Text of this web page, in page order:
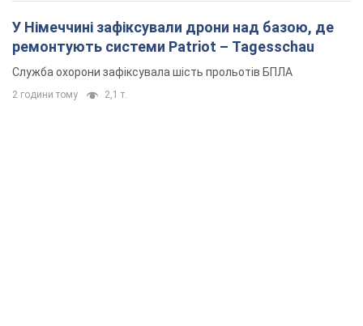
У Німеччині зафіксували дрони над базою, де
ремонтують системи Patriot – Tagesschau
Служба охорони зафіксувала шість прольотів БПЛА
2 години тому 2,1 т.